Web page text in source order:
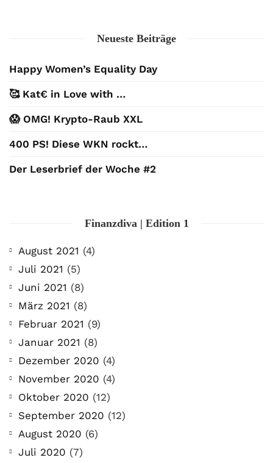
Neueste Beiträge
Happy Women’s Equality Day
🥰 Kat€ in Love with …
😱 OMG! Krypto-Raub XXL
400 PS! Diese WKN rockt…
Der Leserbrief der Woche #2
Finanzdiva | Edition 1
August 2021 (4)
Juli 2021 (5)
Juni 2021 (8)
März 2021 (8)
Februar 2021 (9)
Januar 2021 (8)
Dezember 2020 (4)
November 2020 (4)
Oktober 2020 (12)
September 2020 (12)
August 2020 (6)
Juli 2020 (7)